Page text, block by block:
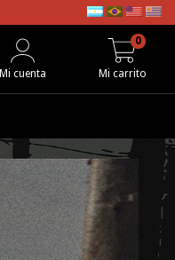
ENVIO GRATIS en compras
Mi cuenta Mi carrito
0